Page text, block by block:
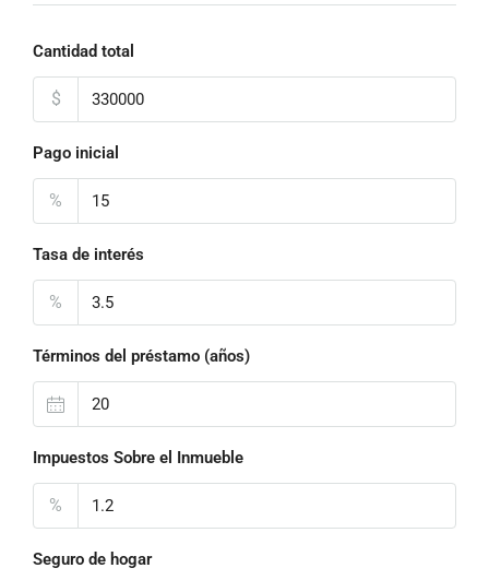
Cantidad total
$
Pago inicial
%
Tasa de interés
%
Términos del préstamo (años)
Impuestos Sobre el Inmueble
%
Seguro de hogar